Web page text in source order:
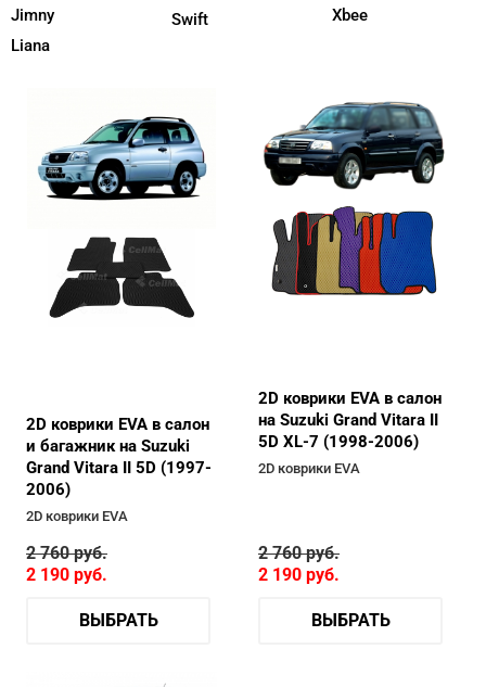
Jimny
Liana
Swift
Xbee
2D коврики EVA в салон
и багажник на Suzuki
Grand Vitara II 5D (1997-
2006)
2D коврики EVA
2 760руб.
2 190 руб.
ВЫБРАТЬ
2D коврики EVA в салон
на Suzuki Grand Vitara II
5D XL-7 (1998-2006)
2D коврики EVA
2 760руб.
2 190 руб.
ВЫБРАТЬ